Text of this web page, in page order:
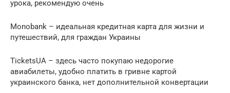
урока, рекомендую очень
Monobank – идеальная кредитная карта для жизни и
путешествий, для граждан Украины
TicketsUA – здесь часто покупаю недорогие
авиабилеты, удобно платить в гривне картой
украинского банка, нет дополнительной конвертации